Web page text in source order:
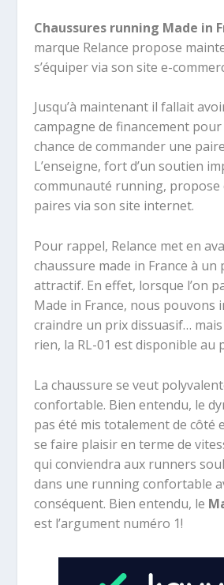
Chaussures running Made in
marque Relance propose
s’équiper via son site e-
Jusqu’à maintenant il fallait
campagne de financement
chance de commander une
L’enseigne, fort d’un soutien
communauté running, propose
paires via son site internet.
Pour rappel, Relance met en
chaussure made in France à un
attractif. En effet, lorsque l’on
Made in France, nous pouvons
craindre un prix dissuasif… mais
rien, la RL-01 est disponible au
La chaussure se veut
confortable. Bien entendu, le
pas été mis totalement de côté
se faire plaisir en terme de
qui conviendra aux runners
dans une running confortable
conséquent. Bien entendu, le
est l’argument numéro 1!